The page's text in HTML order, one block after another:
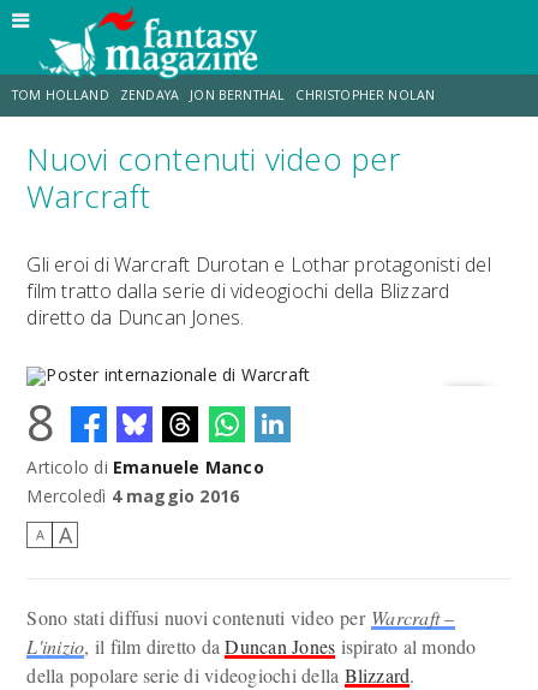
TOM HOLLAND ZENDAYA JON BERNTHAL CHRISTOPHER NOLAN
STRANIMONDI LUCCA COMICS & GAMES ODISSEA CHRIS MCKENNA
Nuovi contenuti video per
Warcraft
Gli eroi di Warcraft Durotan e Lothar protagonisti del
film tratto dalla serie di videogiochi della Blizzard
diretto da Duncan Jones.
Poster internazionale di Warcraft
8
Articolo di Emanuele Manco
Mercoledì 4 maggio 2016
A A
Sono stati diffusi nuovi contenuti video per Warcraft –
L'inizio, il film diretto daDuncan Jones ispirato al mondo
della popolare serie di videogiochi della Blizzard.